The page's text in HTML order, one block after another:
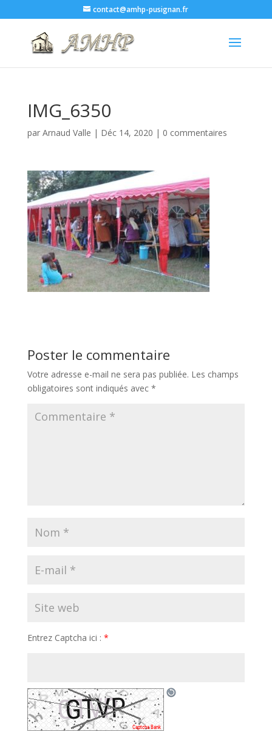
contact@amhp-pusignan.fr
IMG_6350
par Arnaud Valle | Déc 14, 2020 | 0 commentaires
Poster le commentaire
Votre adresse e-mail ne sera pas publiée. Les champs
obligatoires sont indiqués avec *
Entrez Captcha ici : *